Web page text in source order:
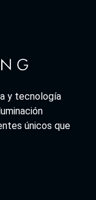
y tecnología
únicos que